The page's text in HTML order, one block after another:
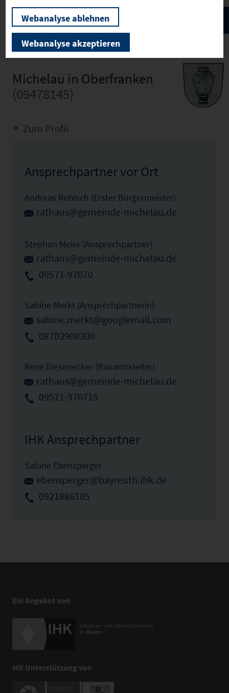
Michelau in Oberfranken
(09478145)
Zum Profil
Ansprechpartner vor Ort
Andreas Robisch (Erster Bürgermeister)
rathaus@gemeinde-michelau.de
Stephan Meier (Ansprechpartner)
rathaus@gemeinde-michelau.de
09571-97070
Sabine Merkt (Ansprechpartnerin)
sabine.merkt@googlemail.com
08703908300
René Biesenecker (Bauamtsleiter)
rathaus@gemeinde-michelau.de
09571-970715
IHK Ansprechpartner
Sabine Ebensperger
ebensperger@bayreuth.ihk.de
0921886105
Ein Angebot von
Mit Unterstützung von
Webanalyse ablehnen
Webanalyse akzeptieren